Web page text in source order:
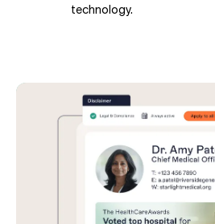
technology.